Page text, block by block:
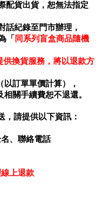
配貨出貨，恕無法指定
話紀錄至門市辦理，
「 同系列盲盒商品隨機
換貨服務，將以退款方
以訂單單價計算），
關手續費恕不退還。
請提供以下資訊：
、聯絡電話
上退款